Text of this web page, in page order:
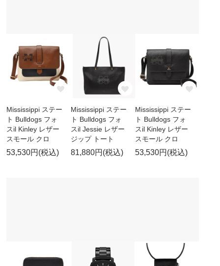
Mississippi ステー
ト Bulldogs フォ
スil Kinley レザー
スモール クロ
53,530円(税込)
Mississippi ステー
ト Bulldogs フォ
スil Jessie レザー
ジップ トート
81,880円(税込)
Mississippi ステー
ト Bulldogs フォ
スil Kinley レザー
スモール クロ
53,530円(税込)